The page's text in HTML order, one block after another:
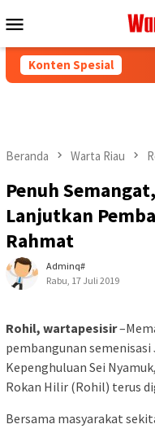
ke
Mobile
Konten Spesial
Beranda Warta Riau
Penuh
Lanjutkan
Rahmat
Adminq#
Rabu, 17 Juli 2019
Rohil, wartapesisir
pembangunan
Kepenghuluan Sei
Rokan Hilir (Rohil) terus
Bersama masyarakat